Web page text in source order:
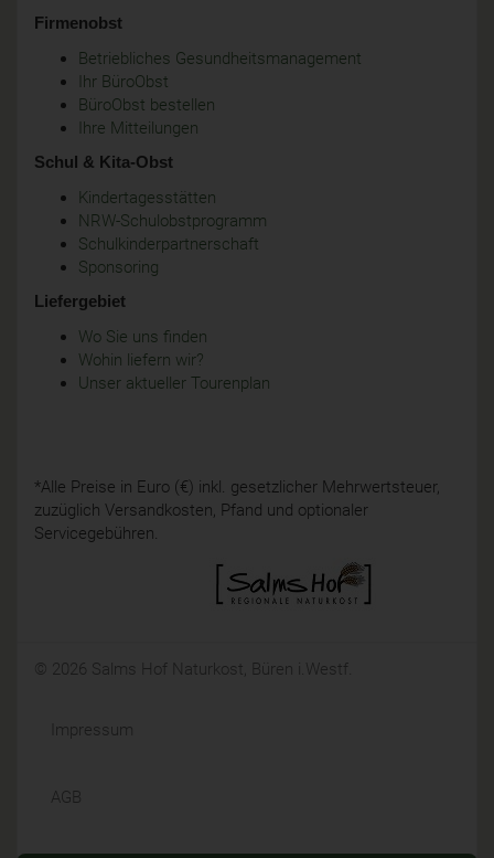
Firmenobst
Betriebliches Gesundheitsmanagement
Ihr BüroObst
BüroObst bestellen
Ihre Mitteilungen
Schul & Kita-Obst
Kindertagesstätten
NRW-Schulobstprogramm
Schulkinderpartnerschaft
Sponsoring
Liefergebiet
Wo Sie uns finden
Wohin liefern wir?
Unser aktueller Tourenplan
*Alle Preise in Euro (€) inkl. gesetzlicher Mehrwertsteuer,
zuzüglich Versandkosten, Pfand und optionaler
Servicegebühren.
© 2026 Salms Hof Naturkost, Büren i.Westf.
Impressum
AGB